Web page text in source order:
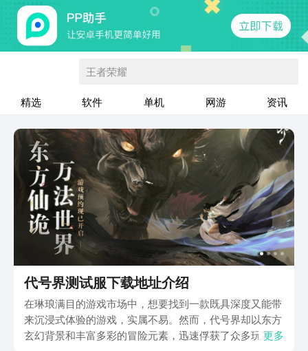
王者荣耀
精选 软件 单机 网游 资讯
代号界测试服下载地址介绍
在琳琅满目的游戏市场中，想要找到一款既具深度又能带
来沉浸式体验的游戏，实属不易。然而，代号界却以东方
玄幻背景和丰富多彩的冒险元素，迅速俘获了众多玩家的
更多